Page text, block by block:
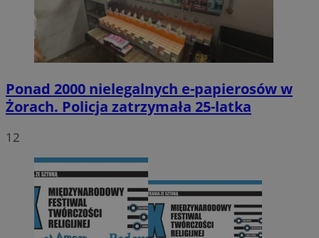
Ponad 2000 nielegalnych e-papierosów w
Żorach. Policja zatrzymała 25-latka
12